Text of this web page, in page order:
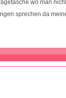
wo man
sprechen da